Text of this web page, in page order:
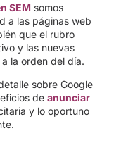
SEM somos
a las páginas web
que el rubro
y las nuevas
la orden del día.
sobre Google
de anunciar
y lo oportuno